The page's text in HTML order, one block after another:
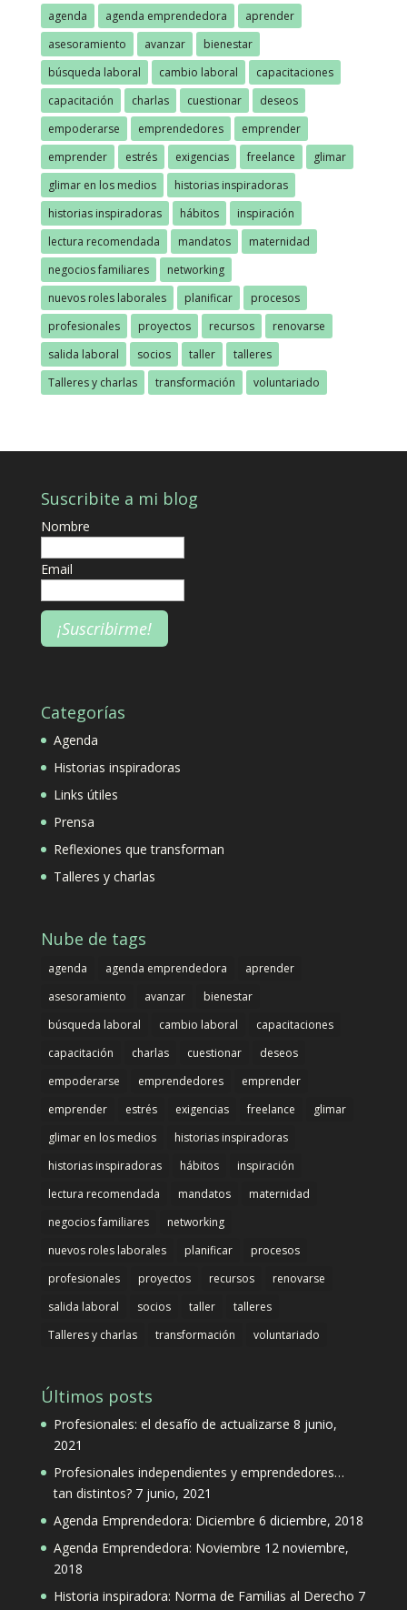
agenda agenda emprendedora
aprender
asesoramiento
avanzar
bienestar
búsqueda laboral
cambio laboral
capacitaciones
capacitación
charlas cuestionar
deseos
empoderarse
emprendedores
emprender
emprender
estrés exigencias freelance
glimar
glimar en los medios
historias inspiradoras
historias inspiradoras
hábitos
inspiración
lectura recomendada
mandatos
maternidad
negocios familiares
networking
nuevos roles laborales
planificar
procesos
profesionales
proyectos recursos
renovarse
salida laboral
socios taller
talleres
Talleres y charlas
transformación voluntariado
Suscribite a mi blog
Nombre
Email
Categorías
Agenda
Historias inspiradoras
Links útiles
Prensa
Reflexiones que transforman
Talleres y charlas
Nube de tags
agenda agenda emprendedora
aprender
asesoramiento
avanzar
bienestar
búsqueda laboral
cambio laboral
capacitaciones
capacitación
charlas cuestionar
deseos
empoderarse
emprendedores
emprender
emprender
estrés exigencias freelance
glimar
glimar en los medios
historias inspiradoras
historias inspiradoras
hábitos
inspiración
lectura recomendada
mandatos
maternidad
negocios familiares
networking
nuevos roles laborales
planificar
procesos
profesionales
proyectos recursos
renovarse
salida laboral
socios taller
talleres
Talleres y charlas
transformación voluntariado
Últimos posts
Profesionales: el desafío de actualizarse 8 junio,
2021
Profesionales independientes y emprendedores…
tan distintos? 7 junio, 2021
Agenda Emprendedora: Diciembre 6 diciembre, 2018
Agenda Emprendedora: Noviembre 12 noviembre,
2018
Historia inspiradora: Norma de Familias al Derecho 7